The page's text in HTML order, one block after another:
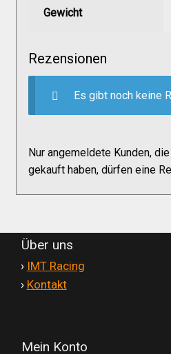
Widerruf
Gewicht
Rezensionen
Es gibt noch keine
Nur angemeldete Kunden,
gekauft haben, dürfen eine
Über uns
› IMT Racing
› Kontakt
Mein Konto